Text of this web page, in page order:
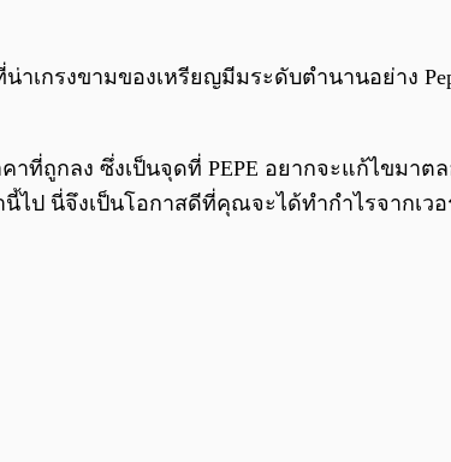
เกรงขามของเหรียญมีมระดับตำนานอย่าง
าที่ถูกลง ซึ่งเป็นจุดที่ PEPE อยากจะแก้ไขมา
ไป นี่จึงเป็นโอกาสดีที่คุณจะได้ทำกำไรจากเว